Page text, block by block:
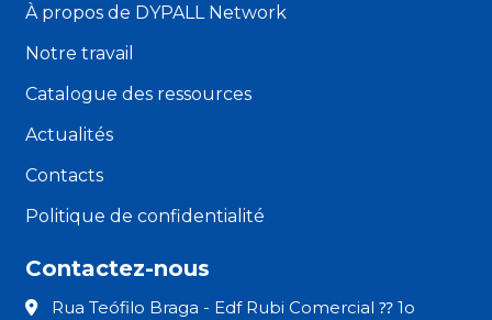
À propos de DYPALL Network
Notre travail
Catalogue des ressources
Actualités
Contacts
Politique de confidentialité
Contactez-nous
Rua Teófilo Braga - Edf Rubi Comercial ⁇ 1o